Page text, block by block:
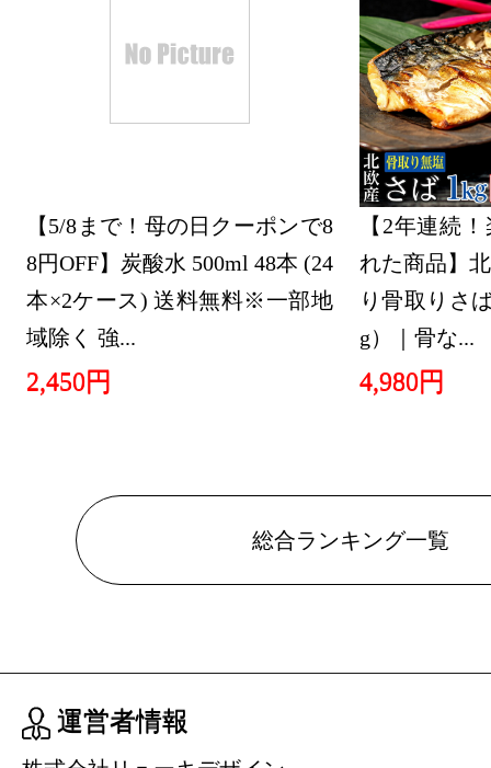
【5/8まで！母の日クーポンで8
8円OFF】炭酸水 500ml 48本 (24
本×2ケース) 送料無料※一部地
域除く 強...
2,450円
【2年連続
れた商品】
り骨取りさ
g）｜骨な...
4,980円
総合ランキング一覧
運営者情報